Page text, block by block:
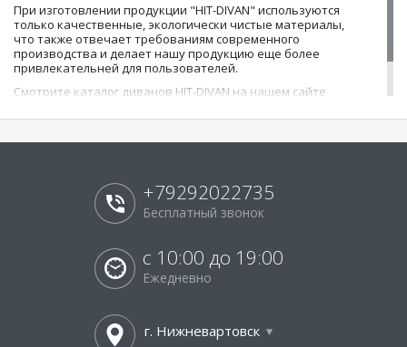
При изготовлении продукции "HIT-DIVAN" используются
только качественные, экологически чистые материалы,
что также отвечает требованиям современного
производства и делает нашу продукцию еще более
привлекательней для пользователей.
Смотрите каталог диванов HIT-DIVAN на нашем сайте
отдыхайте с комфортом на мягкой мебели "HIT-DIVAN"!
+79292022735
Бесплатный звонок
с 10:00 до 19:00
Ежедневно
г. Нижневартовск